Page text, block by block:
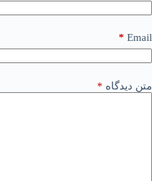
Email
*
متن دیدگاه *